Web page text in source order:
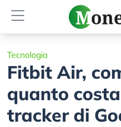
Tecnologia
Fitbit Air,
quanto
tracker di